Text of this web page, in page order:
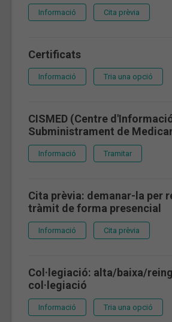
Informació Cita prèvia
Certificats
Informació Tria una opció
CISMED (Centre
Subministrament de
Informació Tramitar
Cita prèvia: demanar-la per
tràmit de forma presencial
Informació Cita prèvia
Col·legiació: alta/baixa/
col·legiació
Informació Tria una opció